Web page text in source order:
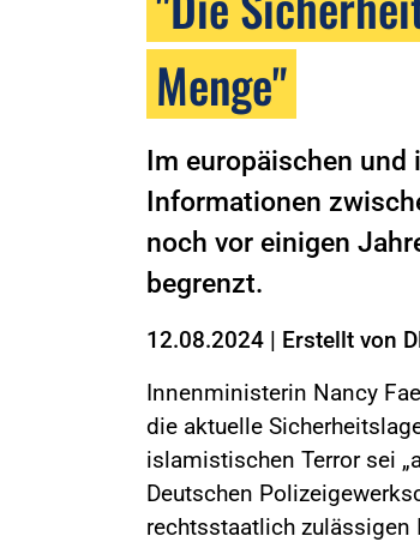
Menge"
Im europäischen
Informationen
noch vor einigen
begrenzt.
12.08.2024 | Erstellt von
Innenministerin Nancy
die aktuelle
islamistischen Terror sei
Deutschen
rechtsstaatlich